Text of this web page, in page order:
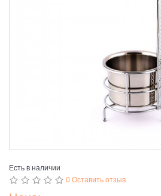
Есть в наличии
0 Оставить отзыв